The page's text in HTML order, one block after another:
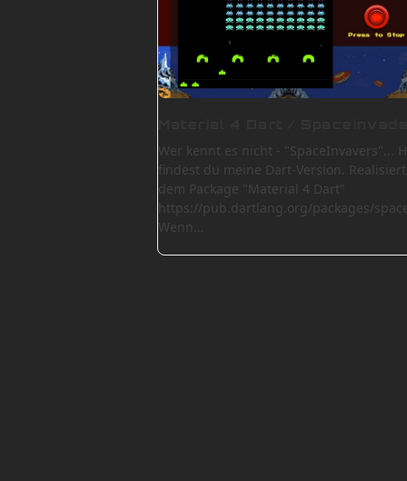
Wer kennt es nicht - "SpaceInvavers"...
findest du meine Dart-Version.
dem Package "Material 4 Dart"
https://pub.dartlang.org/packages/
Wenn…